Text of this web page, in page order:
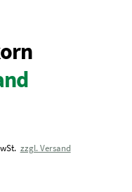
zzgl. Versand